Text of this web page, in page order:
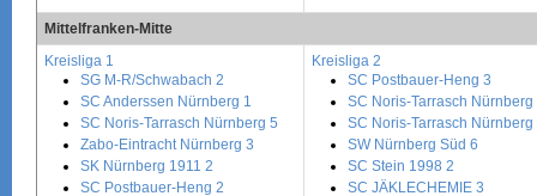
Mittelfranken-Mitte
Kreisliga 1
SG M-R/Schwabach 2
SC Anderssen Nürnberg 1
SC Noris-Tarrasch Nürnberg 5
Zabo-Eintracht Nürnberg 3
SK Nürnberg 1911 2
SC Postbauer-Heng 2
Kreisliga 2
SC Postbauer-Heng 3
SC Noris-Tarrasch Nürnberg
SC Noris-Tarrasch Nürnberg
SW Nürnberg Süd 6
SC Stein 1998 2
SC JÄKLECHEMIE 3